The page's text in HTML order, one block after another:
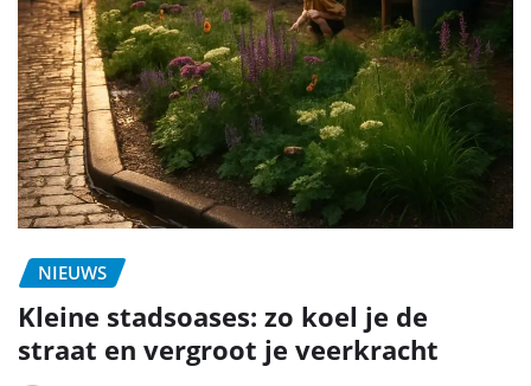
NIEUWS
Kleine stadsoases: zo koel je de
straat en vergroot je veerkracht